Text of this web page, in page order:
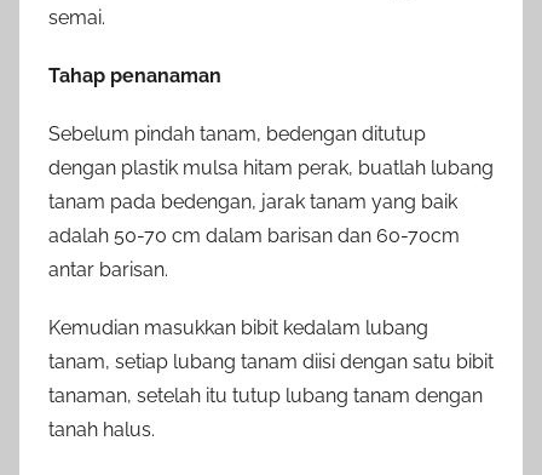
semai.
Tahap penanaman
Sebelum pindah tanam, bedengan ditutup
dengan plastik mulsa hitam perak, buatlah lubang
tanam pada bedengan, jarak tanam yang baik
adalah 50-70 cm dalam barisan dan 60-70cm
antar barisan.
Kemudian masukkan bibit kedalam lubang
tanam, setiap lubang tanam diisi dengan satu bibit
tanaman, setelah itu tutup lubang tanam dengan
tanah halus.